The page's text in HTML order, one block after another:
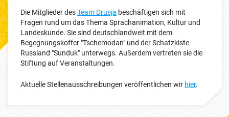
Die Mitglieder desTeam Drusja beschäftigen sich mit
Fragen rund um das Thema Sprachanimation, Kultur und
Landeskunde. Sie sind deutschlandweit mit dem
Begegnungskoffer "Tschemodan" und der Schatzkiste
Russland "Sunduk" unterwegs. Außerdem vertreten sie die
Stiftung auf Veranstaltungen.
Aktuelle Stellenausschreibungen veröffentlichen wir hier.